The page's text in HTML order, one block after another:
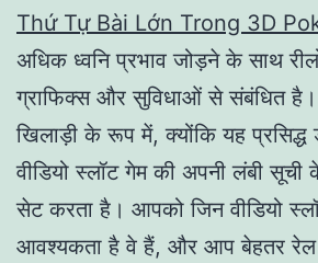
Thứ Tự Bài Lớn Trong 3D
अधिक ध्वनि प्रभाव जोड़ने के साथ
ग्राफिक्स और सुविधाओं से संबंधित
खिलाड़ी के रूप में, क्योंकि यह
वीडियो स्लॉट गेम की अपनी लंबी
सेट करता है। आपको जिन वीडियो
आवश्यकता है वे हैं, और आप बेहतर